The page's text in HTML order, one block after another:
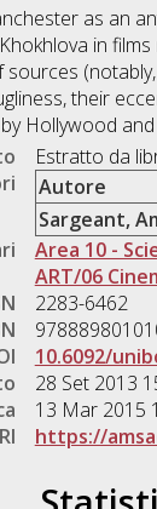
as an
in
their
Hollywood
Estratto da
Autore
Sargeant,
Area 10 -
ART/06
2283-6462
10.6092/
28 Set 2013
13 Mar 2015
https://